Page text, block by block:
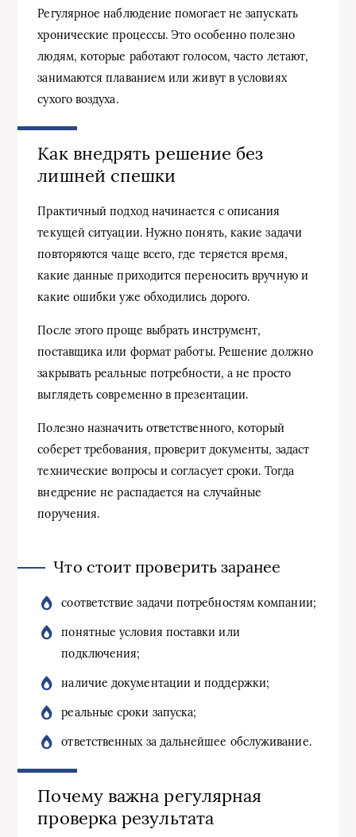
Регулярное наблюдение помогает не запускать
хронические процессы. Это особенно полезно
людям, которые работают голосом, часто летают,
занимаются плаванием или живут в условиях
сухого воздуха.
Как внедрять решение без
лишней спешки
Практичный подход начинается с описания
текущей ситуации. Нужно понять, какие задачи
повторяются чаще всего, где теряется время,
какие данные приходится переносить вручную и
какие ошибки уже обходились дорого.
После этого проще выбрать инструмент,
поставщика или формат работы. Решение должно
закрывать реальные потребности, а не просто
выглядеть современно в презентации.
Полезно назначить ответственного, который
соберет требования, проверит документы, задаст
технические вопросы и согласует сроки. Тогда
внедрение не распадается на случайные
поручения.
Что стоит проверить заранее
соответствие задачи потребностям компании;
понятные условия поставки или
подключения;
наличие документации и поддержки;
реальные сроки запуска;
ответственных за дальнейшее обслуживание.
Почему важна регулярная
проверка результата